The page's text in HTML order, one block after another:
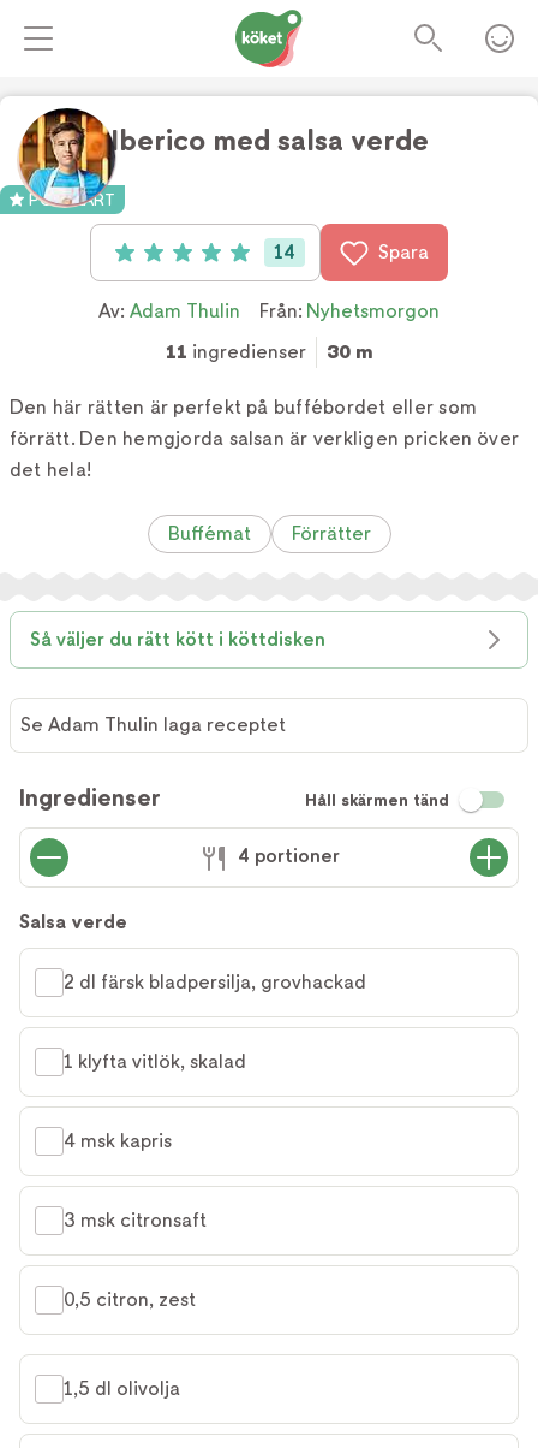
Iberico med salsa verde
POPULÄRT
Betyg: 5 av 5 (14 röster)
14 Spara
Av: Adam Thulin Från: Nyhetsmorgon
11 ingredienser 30 m
Den här rätten är perfekt på buffébordet eller som
förrätt. Den hemgjorda salsan är verkligen pricken över
det hela!
Buffémat Förrätter
Så väljer du rätt kött i köttdisken
Se Adam Thulin laga receptet
Ingredienser Håll skärmen tänd
4 portioner
Salsa verde
2 dl färsk bladpersilja, grovhackad
1 klyfta vitlök, skalad
4 msk kapris
3 msk citronsaft
0,5 citron, zest
1,5 dl olivolja